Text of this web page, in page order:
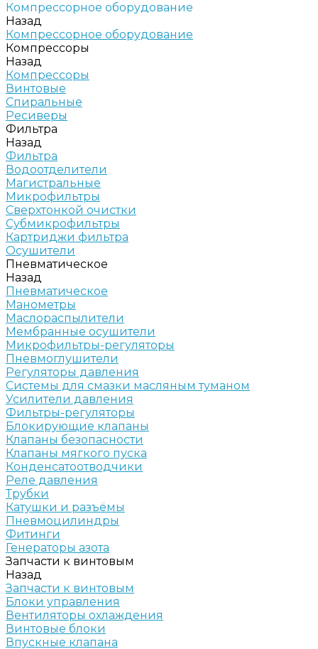
Компрессорное оборудование
Назад
Компрессорное оборудование
Компрессоры
Назад
Компрессоры
Винтовые
Спиральные
Ресиверы
Фильтра
Назад
Фильтра
Водоотделители
Магистральные
Микрофильтры
Сверхтонкой очистки
Субмикрофильтры
Картриджи фильтра
Осушители
Пневматическое
Назад
Пневматическое
Манометры
Маслораспылители
Мембранные осушители
Микрофильтры-регуляторы
Пневмоглушители
Регуляторы давления
Системы для смазки масляным туманом
Усилители давления
Фильтры-регуляторы
Блокирующие клапаны
Клапаны безопасности
Клапаны мягкого пуска
Конденсатоотводчики
Реле давления
Трубки
Катушки и разъёмы
Пневмоцилиндры
Фитинги
Генераторы азота
Запчасти к винтовым
Назад
Запчасти к винтовым
Блоки управления
Вентиляторы охлаждения
Винтовые блоки
Впускные клапана